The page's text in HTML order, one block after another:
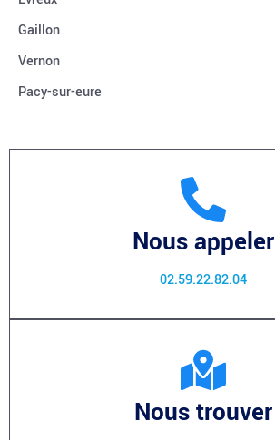
Gaillon
Vernon
Pacy-sur-eure
Nous appeler
02.59.22.82.04
Nous trouver